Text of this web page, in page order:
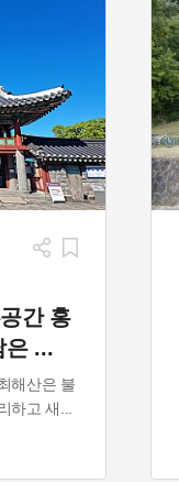
간 홍
은 ...
해산은 불
하고 새